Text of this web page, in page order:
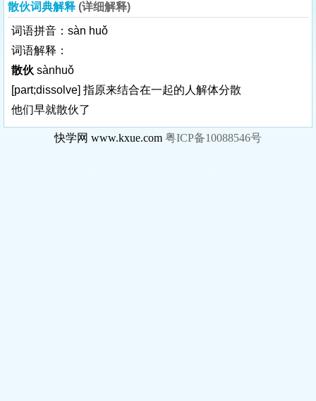
散伙词典解释 (详细解释)
词语拼音：sàn huǒ
词语解释：
散伙 sànhuǒ
[part;dissolve] 指原来结合在一起的人解体分散
他们早就散伙了
快学网 www.kxue.com 粤ICP备10088546号